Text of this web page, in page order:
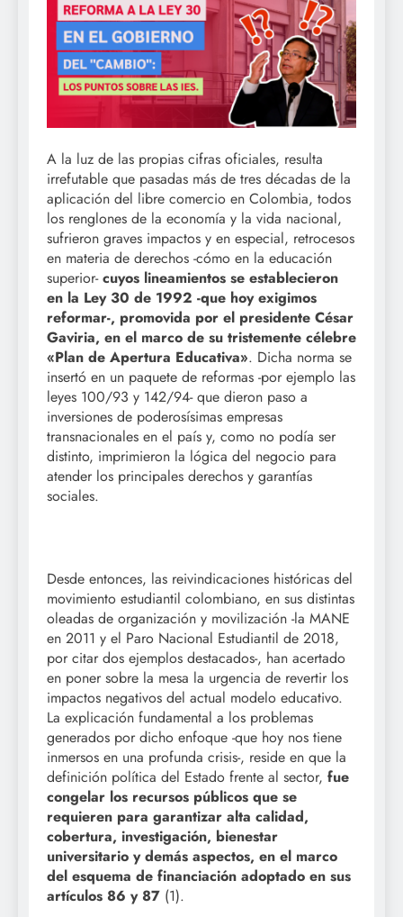
A la luz de las propias cifras oficiales, resulta
irrefutable que pasadas más de tres décadas de la
aplicación del libre comercio en Colombia, todos
los renglones de la economía y la vida nacional,
sufrieron graves impactos y en especial, retrocesos
en materia de derechos -cómo en la educación
superior-cuyos lineamientos se establecieron
en la Ley 30 de 1992 -que hoy exigimos
reformar-, promovida por el presidente César
Gaviria, en el marco de su tristemente célebre
«Plan de Apertura Educativa». Dicha norma se
insertó en un paquete de reformas -por ejemplo las
leyes 100/93 y 142/94- que dieron paso a
inversiones de poderosísimas empresas
transnacionales en el país y, como no podía ser
distinto, imprimieron la lógica del negocio para
atender los principales derechos y garantías
sociales.
Desde entonces, las reivindicaciones históricas del
movimiento estudiantil colombiano, en sus distintas
oleadas de organización y movilización -la MANE
en 2011 y el Paro Nacional Estudiantil de 2018,
por citar dos ejemplos destacados-, han acertado
en poner sobre la mesa la urgencia de revertir los
impactos negativos del actual modelo educativo.
La explicación fundamental a los problemas
generados por dicho enfoque -que hoy nos tiene
inmersos en una profunda crisis-, reside en que la
definición política del Estado frente al sector, fue
congelar los recursos públicos que se
requieren para garantizar alta calidad,
cobertura, investigación, bienestar
universitario y demás aspectos, en el marco
del esquema de financiación adoptado en sus
artículos 86 y 87 (1).